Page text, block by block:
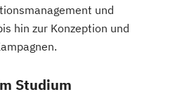
und
hin zur Konzeption und
Studium